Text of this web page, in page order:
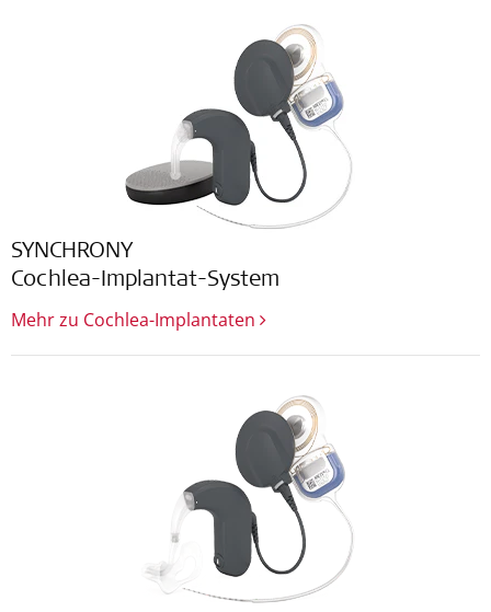
SYNCHRONY
Cochlea-Implantat-System
Mehr zu Cochlea-Implantaten